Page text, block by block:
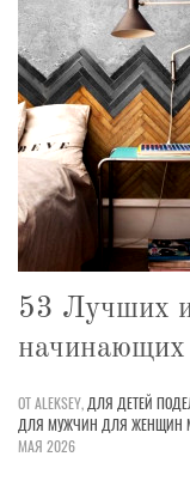
53 Лучших
начинающих
ОТ ALEKSEY, ДЛЯ ДЕТЕЙ
ДЛЯ МУЖЧИН ДЛЯ ЖЕНЩИН
МАЯ 2026